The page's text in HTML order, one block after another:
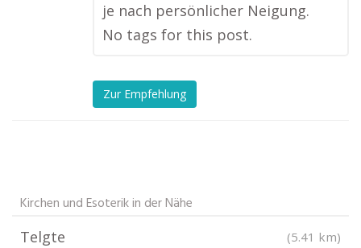
je nach persönlicher Neigung.
No tags for this post.
Zur Empfehlung
Kirchen und Esoterik in der Nähe
Telgte (5.41 km)